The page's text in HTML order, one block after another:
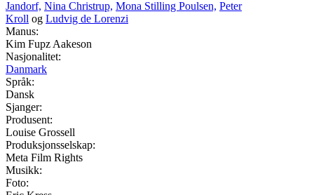
Jandorf, Nina Christrup, Mona Stilling Poulsen, Peter
Kroll og Ludvig de Lorenzi
Manus:
Kim Fupz Aakeson
Nasjonalitet:
Danmark
Språk:
Dansk
Sjanger:
Produsent:
Louise Grossell
Produksjonsselskap:
Meta Film Rights
Musikk:
Foto: